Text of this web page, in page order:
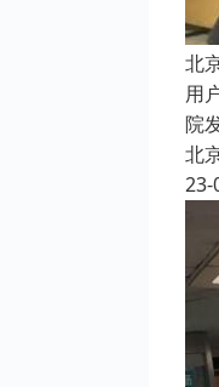
北
用
院
北
23-